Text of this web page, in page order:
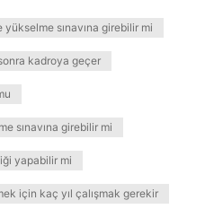
sınavına girebilir mi
kadroya geçer
sınavına girebilir mi
yapabilir mi
için kaç yıl çalışmak gerekir